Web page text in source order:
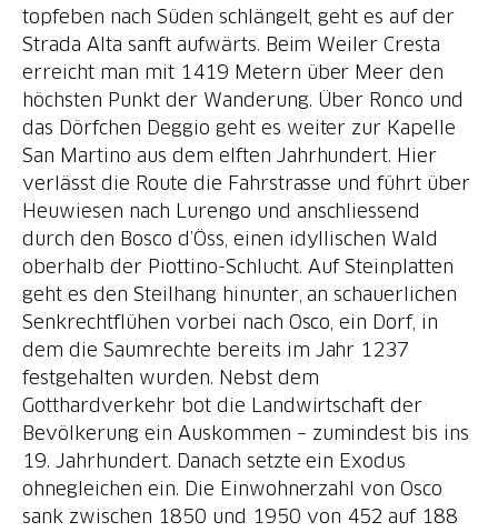
topfeben nach Süden schlängelt, geht es auf der
Strada Alta sanft aufwärts. Beim Weiler Cresta
erreicht man mit 1419 Metern über Meer den
höchsten Punkt der Wanderung. Über Ronco und
das Dörfchen Deggio geht es weiter zur Kapelle
San Martino aus dem elften Jahrhundert. Hier
verlässt die Route die Fahrstrasse und führt über
Heuwiesen nach Lurengo und anschliessend
durch den Bosco d’Öss, einen idyllischen Wald
oberhalb der Piottino-Schlucht. Auf Steinplatten
geht es den Steilhang hinunter, an schauerlichen
Senkrechtflühen vorbei nach Osco, ein Dorf, in
dem die Saumrechte bereits im Jahr 1237
festgehalten wurden. Nebst dem
Gotthardverkehr bot die Landwirtschaft der
Bevölkerung ein Auskommen – zumindest bis ins
19. Jahrhundert. Danach setzte ein Exodus
ohnegleichen ein. Die Einwohnerzahl von Osco
sank zwischen 1850 und 1950 von 452 auf 188